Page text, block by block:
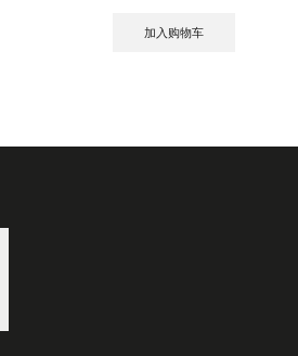
加入购物车